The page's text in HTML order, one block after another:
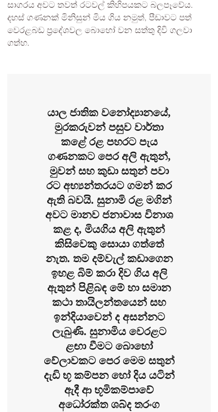
සාගරය අවට තවත් රටවල් කිහිපයකට බලපෑවේය.
දහස් ගණනක් මිනිසුන් මිය ගිය නමුත්, පීඩාවට පත්
වෙරළබඩ ප්‍රදේශවල බොහෝ වන සත්තු දිවි ගලවා
ගත්හ.
යාල ජාතික වනෝද්‍යානයේ,
මුරකරුවන් පසුව වාර්තා
කළේ රළ පහරට පැය
ගණනකට පෙර අලි ඇතුන්,
මුවන් සහ කුඩා සතුන් පවා
රට අභ්‍යන්තරයට ගමන් කර
ඇති බවයි. සුනාමි රළ මගින්
අවට මානව ජනාවාස විනාශ
කළ ද, මියගිය අලි ඇතුන්
කිසිවෙකු සොයා ගත්තේ
නැත. තම දම්වැල් කඩාගෙන
ඉහළ බිම් කරා දිව ගිය අලි
ඇතුන් පිළිබඳ මේ හා සමාන
කථා තායිලන්තයෙන් සහ
ඉන්දියාවෙන් ද අසන්නට
ලැබුණි. සුනාමිය වෙරළට
ළඟා වීමට බොහෝ
වේලාවකට පෙර මෙම සතුන්
දැඩි භූ කම්පන හෝ දිය යටින්
ඇදී ආ භූමිකම්පාවේ
අධෝරක්ත ශබ්ද තරංග